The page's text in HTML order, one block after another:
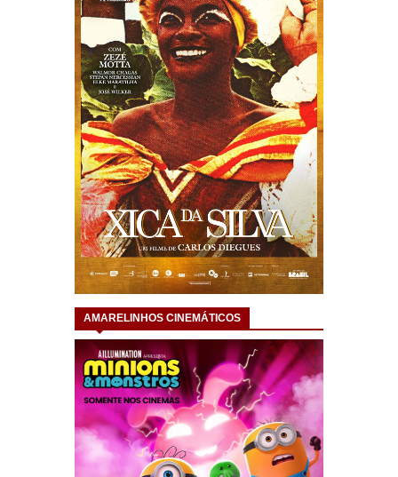
AMARELINHOS CINEMÁTICOS